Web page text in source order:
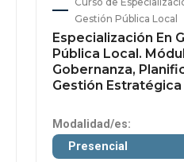
Gestión Pública Local
Especialización En
Pública Local.
Gobernanza,
Gestión Estratégica
Modalidad/es:
Presencial